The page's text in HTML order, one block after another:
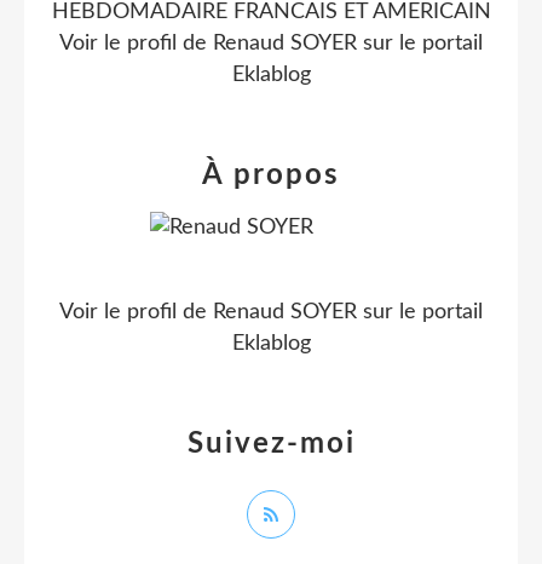
HEBDOMADAIRE FRANCAIS ET AMERICAIN
Voir le profil de Renaud SOYER sur le portail
Eklablog
Suivez-moi
À propos
Voir le profil de Renaud SOYER sur le portail
Eklablog